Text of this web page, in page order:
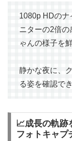
1080p HDのナ
ニターの2倍
ゃんの様子を
静かな夜に、
る姿を確認で
📈成長の軌跡
フォトキャプ